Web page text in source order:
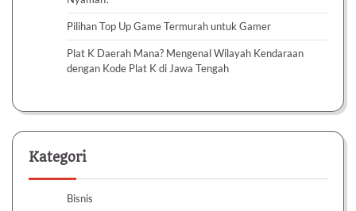
Pilihan Top Up Game Termurah untuk Gamer
Plat K Daerah Mana? Mengenal Wilayah Kendaraan
dengan Kode Plat K di Jawa Tengah
Kategori
Bisnis